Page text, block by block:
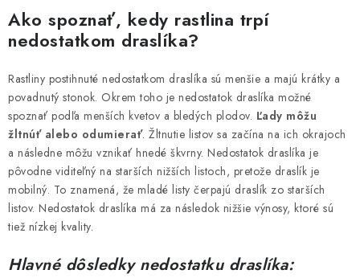
Podmienky o ochrane osobných údajov
Ako spoznať, kedy rastlina trpí
nedostatkom draslíka?
Rastliny postihnuté nedostatkom draslíka sú menšie a majú krátky a
povadnutý stonok. Okrem toho je nedostatok draslíka možné
spoznať podľa menších kvetov a bledých plodov. Ľady môžu
žltnúť alebo odumierať. Žltnutie listov sa začína na ich okrajoch
a následne môžu vznikať hnedé škvrny. Nedostatok draslíka je
pôvodne viditeľný na starších nižších listoch, pretože draslík je
mobilný. To znamená, že mladé listy čerpajú draslík zo starších
listov. Nedostatok draslíka má za následok nižšie výnosy, ktoré sú
tiež nízkej kvality.
Hlavné dôsledky nedostatku draslíka: